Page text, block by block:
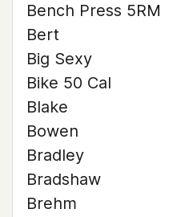
Bench Press 5RM
Bert
Big Sexy
Bike 50 Cal
Blake
Bowen
Bradley
Bradshaw
Brehm